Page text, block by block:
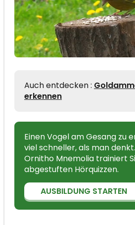
Auch entdecken :
erkennen
Einen Vogel am Gesang zu
viel schneller, als man
Ornitho Mnemolia trainiert
abgestuften Hörquizzen.
AUSBILDUNG STARTEN